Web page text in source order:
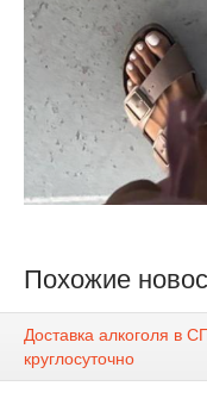
Похожие
Доставка алкоголя в
круглосуточно